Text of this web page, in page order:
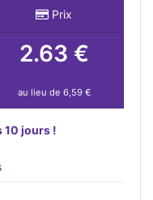
Prix
2.63 €
au lieu de 6,59 €
10 jours !